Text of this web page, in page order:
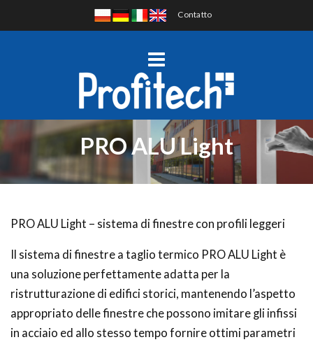
Contatto
PRO ALU Light
PRO ALU Light – sistema di finestre con profili leggeri
Il sistema di finestre a taglio termico PRO ALU Light è
una soluzione perfettamente adatta per la
ristrutturazione di edifici storici, mantenendo l’aspetto
appropriato delle finestre che possono imitare gli infissi
in acciaio ed allo stesso tempo fornire ottimi parametri